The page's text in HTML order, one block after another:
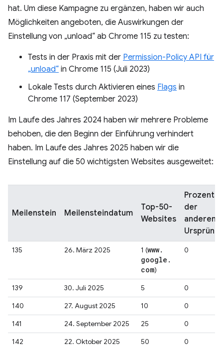
hat. Um diese Kampagne zu ergänzen, haben wir auch
Möglichkeiten angeboten, die Auswirkungen der
Einstellung von „unload“ ab Chrome 115 zu testen:
Tests in der Praxis mit der Permission-Policy API für
„unload“ in Chrome 115 (Juli 2023)
Lokale Tests durch Aktivieren eines Flags in
Chrome 117 (September 2023)
Im Laufe des Jahres 2024 haben wir mehrere Probleme
behoben, die den Beginn der Einführung verhindert
haben. Im Laufe des Jahres 2025 haben wir die
Einstellung auf die 50 wichtigsten Websites ausgeweitet:
Meilenstein Meilensteindatum
Top-50-
Websites
der
anderen
135 26. März 2025 1 (www.
google .
com)
0
139 30. Juli 2025 5
0
140
27. August 2025 10
0
141
24. September 2025 25
0
142
22. Oktober 2025 50 0